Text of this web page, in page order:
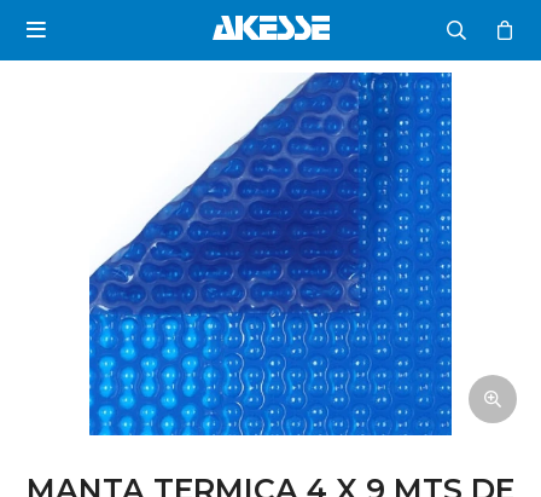

MANTA TERMICA 4 X 9 MTS DE